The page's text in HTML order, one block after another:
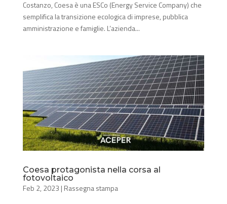
Costanzo, Coesa è una ESCo (Energy Service Company) che
semplifica la transizione ecologica di imprese, pubblica
amministrazione e famiglie. L’azienda...
Coesa protagonista nella corsa al
fotovoltaico
Feb 2, 2023 | Rassegna stampa